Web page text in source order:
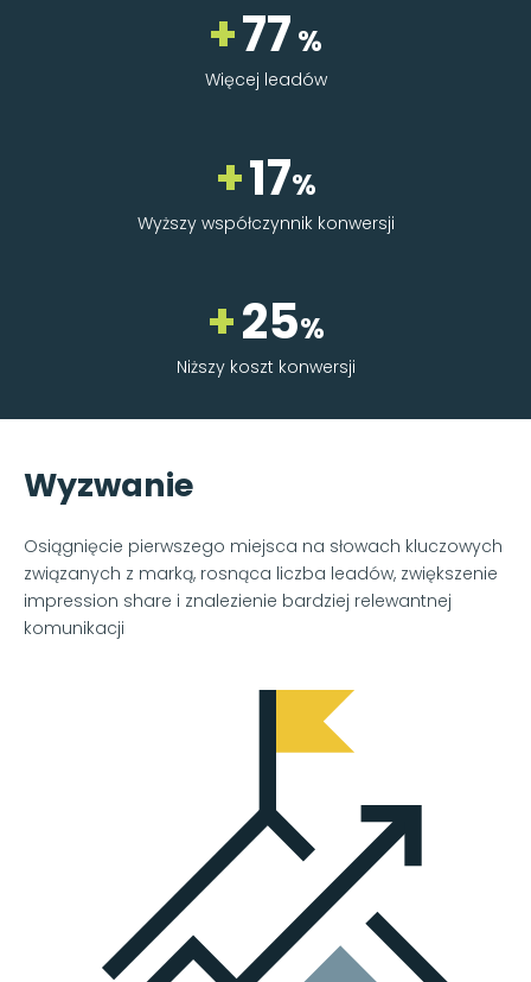
+77 %
Więcej leadów
+17%
Wyższy współczynnik konwersji
+25%
Niższy koszt konwersji
Wyzwanie
Osiągnięcie pierwszego miejsca na słowach kluczowych
związanych z marką, rosnąca liczba leadów, zwiększenie
impression share i znalezienie bardziej relewantnej
komunikacji